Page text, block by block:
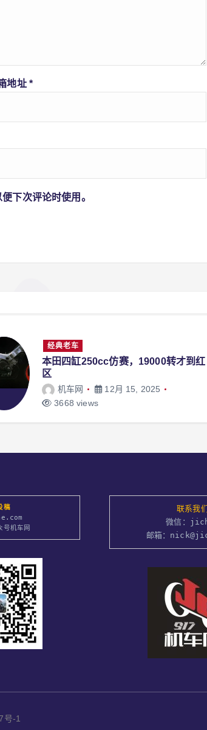
地址 *
下次评论时使用。
经典老车
本田四缸250cc仿赛，19000转才到红
区
机车网
12月 15, 2025
3668 views
稿
号机车网
联系我们
微信：
邮箱：
号-1